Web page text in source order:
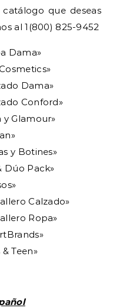
que deseas
al 1(800) 825-9452
Dama»
Dama»
Conford»
y Glamour»
y Botines»
Dúo Pack»
Calzado»
Ropa»
Teen»